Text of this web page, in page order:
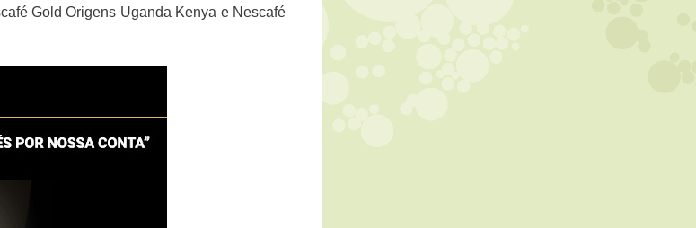
Gold Origens Uganda Kenya e Nescafé